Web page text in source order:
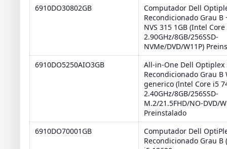
6910DO30802GB
Computador Dell
Recondicionado Grau B
NVS 315 1GB (Intel
2.90GHz/8GB/256SSD-
NVMe/DVD/W11P)
6910DO5250AIO3GB
All-in-One Dell Optiplex
Recondicionado Grau B
generico (lntel Core i5
2.40GHz/8GB/256SSD-
M.2/21.5FHD/NO-DVD/
Preinstalado
6910DO70001GB
Computador Dell
Recondicionado Grau B